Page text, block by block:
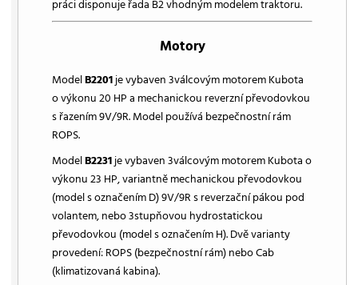
práci disponuje řada B2 vhodným modelem traktoru.
Motory
ModelB2201je vybaven 3válcovým motorem Kubota
o výkonu 20 HP a mechanickou reverzní převodovkou
s řazením 9V/9R. Model používá bezpečnostní rám
ROPS.
ModelB2231je vybaven 3válcovým motorem Kubota o
výkonu 23 HP, variantně mechanickou převodovkou
(model s označením D) 9V/9R s reverzační pákou pod
volantem, nebo 3stupňovou hydrostatickou
převodovkou (model s označením H). Dvě varianty
provedení: ROPS (bezpečnostní rám) nebo Cab
(klimatizovaná kabina).